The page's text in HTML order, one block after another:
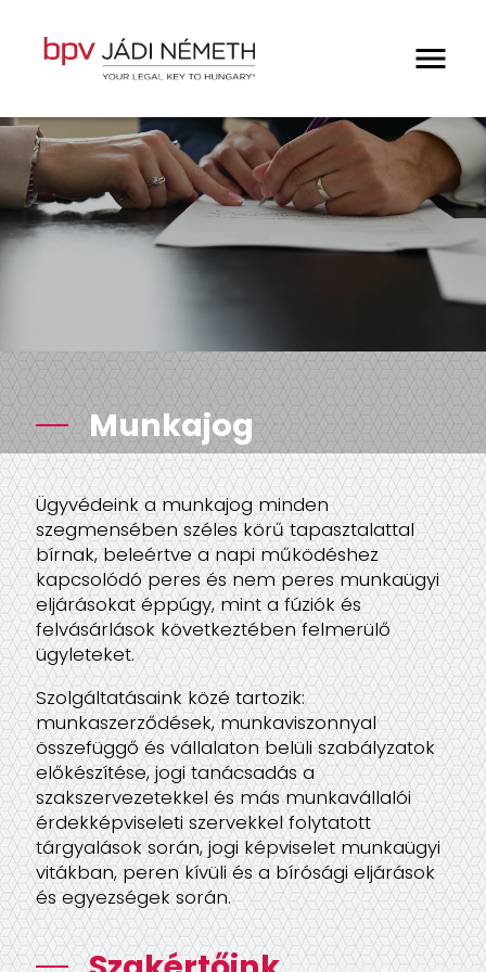
Elveink
Munkatársaink
Szakterületeink
bpv-Irodalánc
Videótár
Munkajog
Ügyvédeink a munkajog minden
szegmensében széles körű tapasztalattal
bírnak, beleértve a napi működéshez
kapcsolódó peres és nem peres munkaügyi
eljárásokat éppúgy, mint a fúziók és
felvásárlások következtében felmerülő
ügyleteket.
Szolgáltatásaink közé tartozik:
munkaszerződések, munkaviszonnyal
összefüggő és vállalaton belüli szabályzatok
előkészítése, jogi tanácsadás a
szakszervezetekkel és más munkavállalói
érdekképviseleti szervekkel folytatott
tárgyalások során, jogi képviselet munkaügyi
vitákban, peren kívüli és a bírósági eljárások
és egyezségek során.